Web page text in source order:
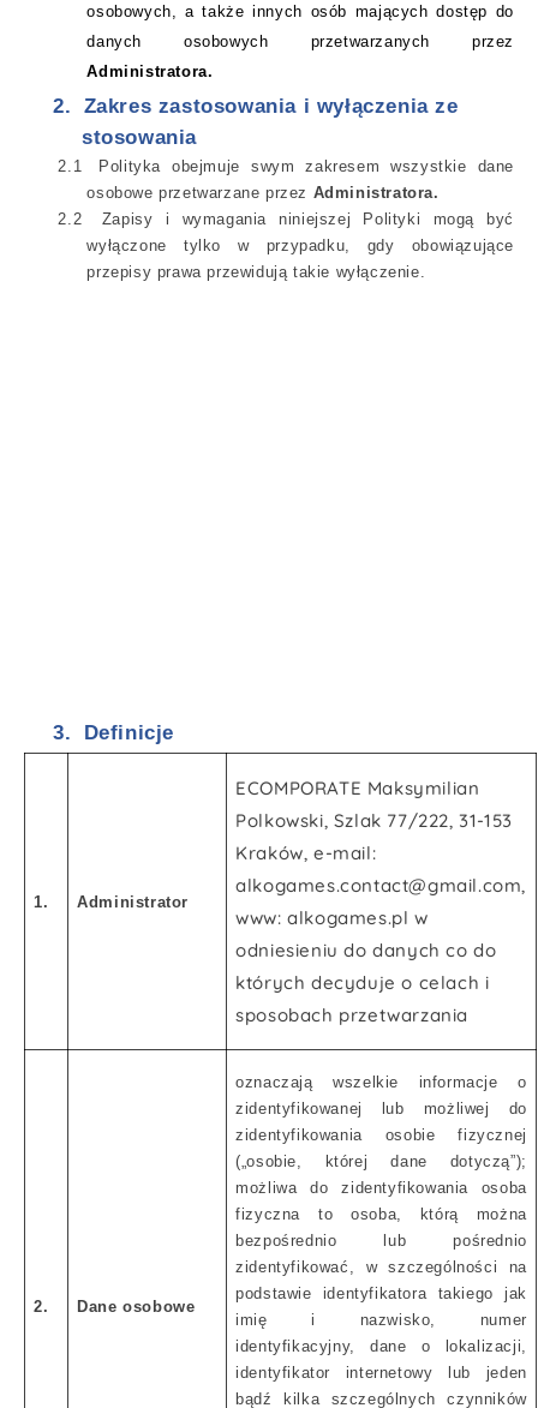
osobowych, a także innych osób mających dostęp do
danych osobowych przetwarzanych przez
Administratora.
2. Zakres zastosowania i wyłączenia ze
stosowania
2.1
Polityka obejmuje swym zakresem wszystkie dane
osobowe przetwarzane przez Administratora.
2.2
Zapisy i wymagania niniejszej Polityki mogą być
wyłączone tylko w przypadku, gdy obowiązujące
przepisy prawa przewidują takie wyłączenie.
3. Definicje
1. Administrator
ECOMPORATE Maksymilian
Polkowski, Szlak 77/222, 31-153
Kraków, e-mail:
alkogames.contact@gmail.com,
www: alkogames.pl w
odniesieniu do danych co do
których decyduje o celach i
sposobach przetwarzania
2. Dane osobowe
oznaczają wszelkie informacje o
zidentyfikowanej lub możliwej do
zidentyfikowania osobie fizycznej
(„osobie, której dane dotyczą”);
możliwa do zidentyfikowania osoba
fizyczna to osoba, którą można
bezpośrednio lub pośrednio
zidentyfikować, w szczególności na
podstawie identyfikatora takiego jak
imię i nazwisko, numer
identyfikacyjny, dane o lokalizacji,
identyfikator internetowy lub jeden
bądź kilka szczególnych czynników